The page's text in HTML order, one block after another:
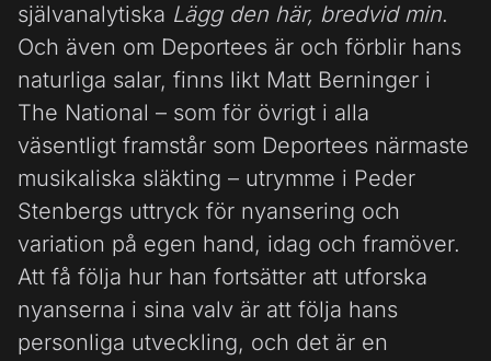
självanalytiska Lägg den här, bredvid min.
Och även om Deportees är och förblir hans
naturliga salar, finns likt Matt Berninger i
The National – som för övrigt i alla
väsentligt framstår som Deportees närmaste
musikaliska släkting – utrymme i Peder
Stenbergs uttryck för nyansering och
variation på egen hand, idag och framöver.
Att få följa hur han fortsätter att utforska
nyanserna i sina valv är att följa hans
personliga utveckling, och det är en